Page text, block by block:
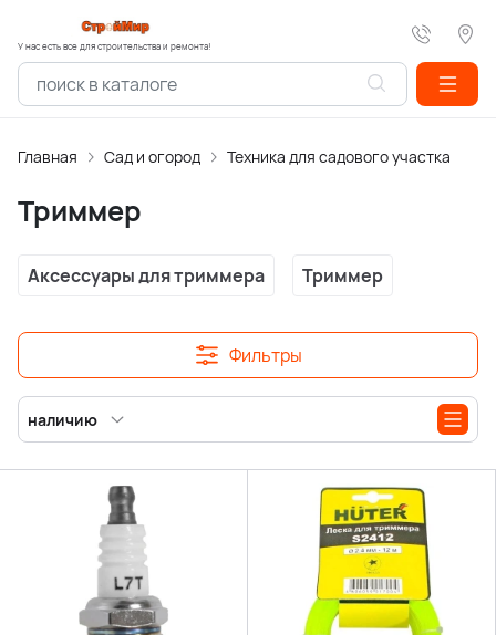
У нас есть все для строительства и ремонта!
Главная Сад и огород Техника для садового участка
Триммер
Аксессуары для триммера Триммер
Фильтры
наличию